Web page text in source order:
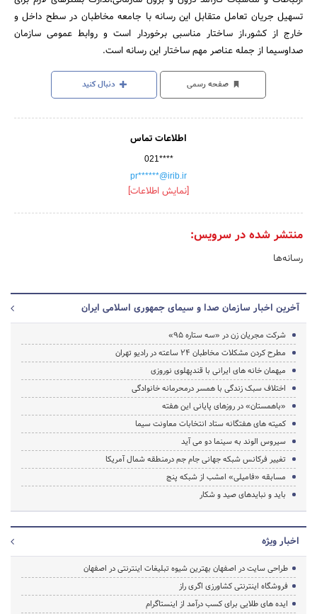
تسهیل جریان تعامل متقابل این رسانه با جامعه مخاطبان در سطح داخل و
خارج از کشور،از ساختار مناسبی برخوردار است و روابط‌ عمومی سازمان
صداوسیما از جمله عناصر مهم ساختار این رسانه است.
صفحه رسمی دنبال کنید
اطلاعات تماس
021****
pr******@irib.ir
[نمایش اطلاعات]
منتشر شده در سرویس:
رسانه‌ها
آخرین اخبار سازمان صدا و سیمای جمهوری اسلامی ایران
شرکت مجریان زن در «سه ستاره 95»
مطرح کردن مشکلات مخاطبان ۲۴ ساعته در رادیو تهران
میهمان خانه های ایرانی با قندپهلوی نوروزی
اختلاف سبک زندگی با همسر درمحرمانه خانوادگی
«باهمستان» در روزهای پایانی این هفته
کمیته های هفتگانه ستاد انتخابات معاونت سیما
سیروس الوند به سینما دو می آید
تغییر فرکانس شبکه جهانی جام جم درمنطقه شمال آمریکا
مسابقه «فامیلی» امشب از شبکه پنج
باید و نباید‌های صید و شکار
اخبار ویژه
طراحی سایت در اصفهان بهترین شیوه تبلیغات اینترنتی در اصفهان
فروشگاه اینترنتی کشاورزی اگری راز
ایده های طلایی برای کسب درآمد از اینستاگرام